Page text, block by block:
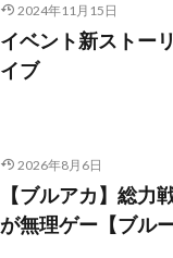
2024年11月15日
イベント新ストー
イブ
2026年8月6日
【ブルアカ】総力
が無理ゲー【ブル